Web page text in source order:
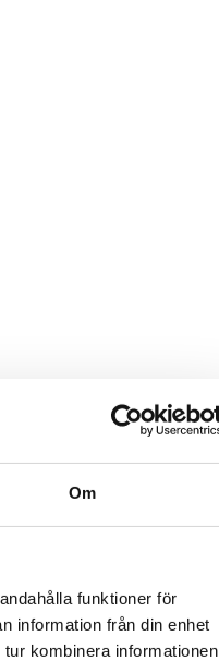
Om
funktioner för
information från din enhet
kombinera informationen